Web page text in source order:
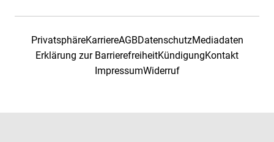
PrivatsphäreKarriereAGBDatenschutzMediadaten
Erklärung zur BarrierefreiheitKündigungKontakt
ImpressumWiderruf